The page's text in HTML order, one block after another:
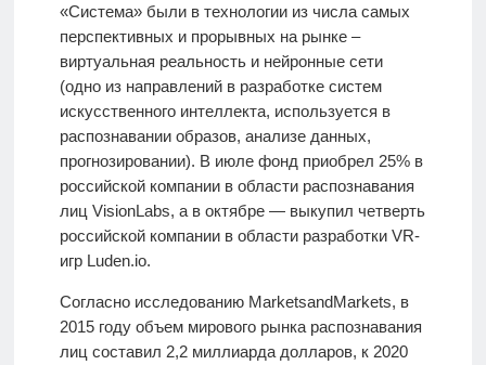
«Система» были в технологии из числа самых
перспективных и прорывных на рынке –
виртуальная реальность и нейронные сети
(одно из направлений в разработке систем
искусственного интеллекта, используется в
распознавании образов, анализе данных,
прогнозировании). В июле фонд приобрел 25% в
российской компании в области распознавания
лиц VisionLabs, а в октябре — выкупил четверть
российской компании в области разработки VR-
игр Luden.io.
Согласно исследованию MarketsandMarkets, в
2015 году объем мирового рынка распознавания
лиц составил 2,2 миллиарда долларов, к 2020